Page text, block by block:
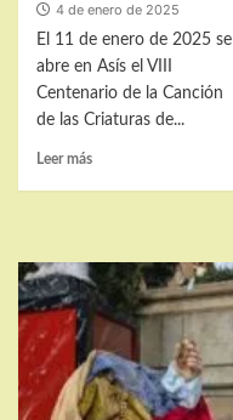
4 de enero de 2025
El 11 de enero de 2025 se
abre en Asís el VIII
Centenario de la Canción
de las Criaturas de...
Leer másLeer
del
Cántico
de
Criaturas